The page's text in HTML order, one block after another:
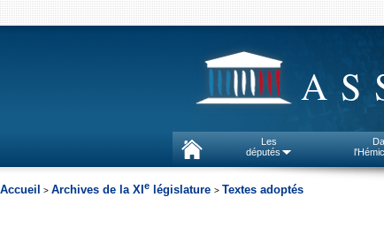
Les
députés
Accueil > Archives de la XI e législature > Textes adoptés